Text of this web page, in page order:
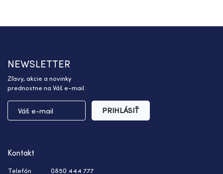
NEWSLETTER
Zľavy, akcie a novinky
prednostne na Váš e-mail.
PRIHLÁSIŤ
Kontakt
Telefón 0850 444 777